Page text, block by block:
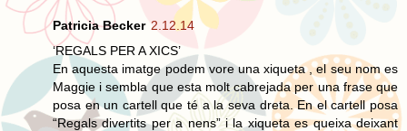
Patricia Becker 2.12.14
‘REGALS PER A XICS’
En aquesta imatge podem vore una xiqueta , el seu nom es
Maggie i sembla que esta molt cabrejada per una frase que
posa en un cartell que té a la seva dreta. En el cartell posa
“Regals divertits per a nens” i la xiqueta es queixa deixant